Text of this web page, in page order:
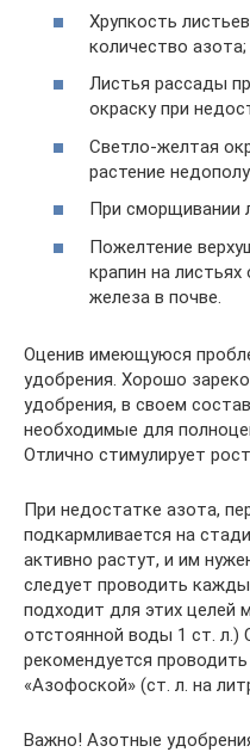
Хрупкость
количество азота;
Листья рассады
окраску при
Светло-желтая
растение
При сморщивании
Пожелтение
крапин на
железа в почве.
Оценив имеющуюся
удобрения. Хорошо
удобрения, в своем
необходимые для
Отлично стимулирует
При недостатке азота,
подкармливается на
активно растут, и им
следует проводить
подходит для этих целей
отстоянной воды 1 ст.
рекомендуется
«Азофоской» (ст. л. на
Важно! Азотные